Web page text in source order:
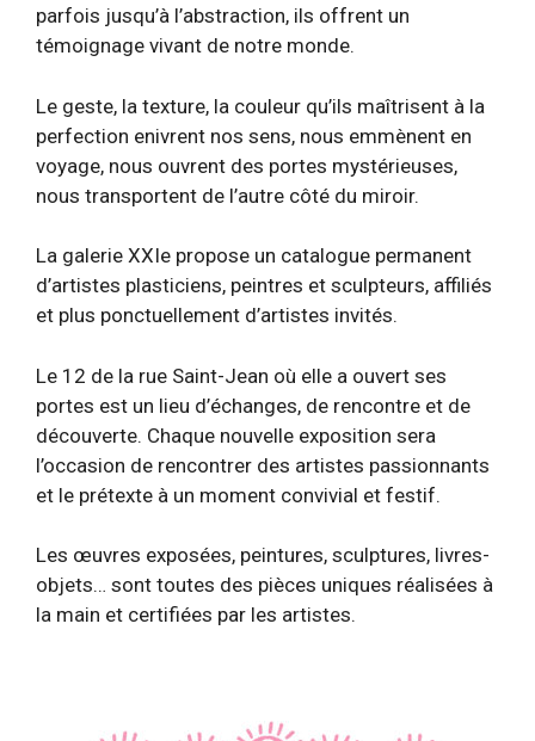
parfois jusqu’à l’abstraction, ils offrent un
témoignage vivant de notre monde. ​
Le geste, la texture, la couleur qu’ils maîtrisent à la
perfection enivrent nos sens, nous emmènent en
voyage, nous ouvrent des portes mystérieuses,
nous transportent de l’autre côté du miroir. ​
La galerie XXIe propose un catalogue permanent
d’artistes plasticiens, peintres et sculpteurs, affiliés
et plus ponctuellement d’artistes invités.
Le 12 de la rue Saint-Jean où elle a ouvert ses
portes est un lieu d’échanges, de rencontre et de
découverte. Chaque nouvelle exposition sera
l’occasion de rencontrer des artistes passionnants
et le prétexte à un moment convivial et festif.
Les œuvres exposées, peintures, sculptures, livres-
objets… sont toutes des pièces uniques réalisées à
la main et certifiées par les artistes.